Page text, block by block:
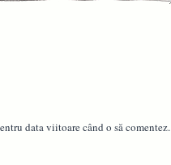
data viitoare când o să comentez.